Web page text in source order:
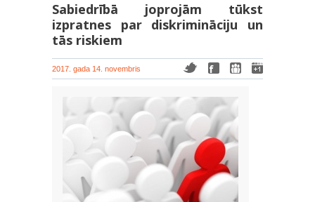
Sabiedrībā joprojām tūkst
izpratnes par diskrimināciju un
tās riskiem
2017. gada 14. novembris